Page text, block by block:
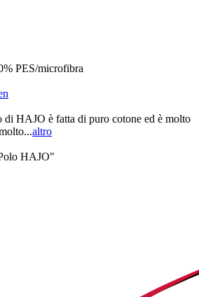
PES/microfibra
di HAJO è fatta di puro cotone ed è molto
altro
HAJO"